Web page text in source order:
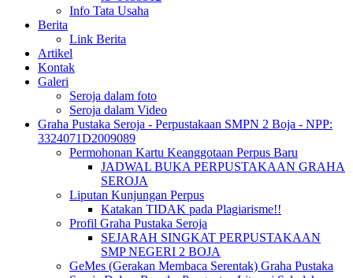
Info Tata Usaha
Berita
Link Berita
Artikel
Kontak
Galeri
Seroja dalam foto
Seroja dalam Video
Graha Pustaka Seroja - Perpustakaan SMPN 2 Boja - NPP:
3324071D2009089
Permohonan Kartu Keanggotaan Perpus Baru
JADWAL BUKA PERPUSTAKAAN GRAHA
SEROJA
Liputan Kunjungan Perpus
Katakan TIDAK pada Plagiarisme!!
Profil Graha Pustaka Seroja
SEJARAH SINGKAT PERPUSTAKAAN
SMP NEGERI 2 BOJA
GeMes (Gerakan Membaca Serentak) Graha Pustaka